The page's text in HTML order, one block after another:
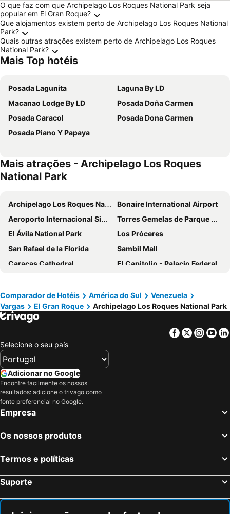
O que faz com que Archipelago Los Roques National Park seja
popular em El Gran Roque?
Que alojamentos existem perto de Archipelago Los Roques National
Park?
Quais outras atrações existem perto de Archipelago Los Roques
National Park?
Mais Top hotéis
Posada Lagunita
Laguna By LD
Macanao Lodge By LD
Posada Doña Carmen
Posada Caracol
Posada Dona Carmen
Posada Piano Y Papaya
Mais atrações - Archipelago Los Roques
National Park
Archipelago Los Roques National Park
Bonaire International Airport
Aeroporto Internacional Simón Bolívar
Torres Gemelas de Parque Central
El Ávila National Park
Los Próceres
San Rafael de la Florida
Sambil Mall
Caracas Cathedral
El Capitolio - Palacio Federal
Museo de Bellas Artes
Galería de Arte Nacional
Metro
Parque Rómulo Betancourt
Plaza O'Leary
Park del Este Terrarium
Santa Rosalía de Palermo
Centro Lido
Comparador de Hotéis América do Sul
Venezuela
Vargas
El Gran Roque Archipelago Los Roques National Park
Facebook
Twitter
Selecione o seu país
Adicionar no Google
Encontre facilmente os nossos
resultados: adicione o trivago como
fonte preferencial no Google.
Empresa
Os nossos produtos
Termos e políticas
Suporte